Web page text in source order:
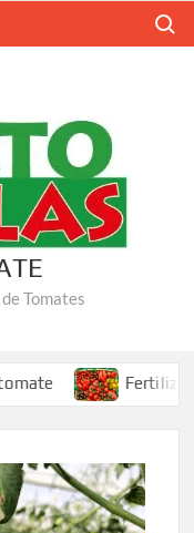
Tomates
Fertilización